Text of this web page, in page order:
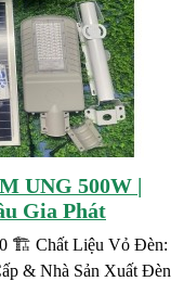
UNG 500W |
Gia Phát
🏗️ Chất Liệu Vỏ Đèn:
& Nhà Sản Xuất Đèn